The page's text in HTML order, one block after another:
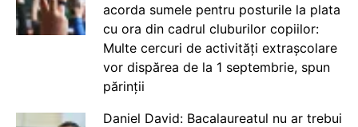
acorda sumele pentru posturile la plata
cu ora din cadrul cluburilor copiilor:
Multe cercuri de activități extrașcolare
vor dispărea de la 1 septembrie, spun
părinții
Daniel David: Bacalaureatul nu ar trebui